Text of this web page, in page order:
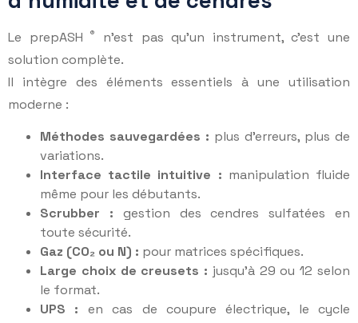
Le prepASH ®
n’est pas qu’un instrument, c’est une
solution complète.
Il intègre des éléments essentiels à une utilisation
moderne :
Méthodes sauvegardées : plus d’erreurs, plus de
variations.
Interface tactile intuitive : manipulation fluide
même pour les débutants.
Scrubber : gestion des cendres sulfatées en
toute sécurité.
Gaz (CO₂ ou N) : pour matrices spécifiques.
Large choix de creusets : jusqu’à 29 ou 12 selon
le format.
UPS : en cas de coupure électrique, le cycle